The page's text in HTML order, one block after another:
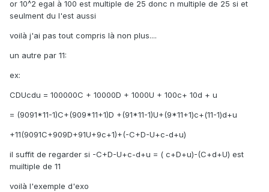
or 10^2 egal à 100 est multiple de 25 donc n multiple de 25 si et
seulment du l'est aussi
voilà j'ai pas tout compris là non plus....
un autre par 11:
ex:
CDUcdu = 100000C + 10000D + 1000U + 100c+ 10d + u
= (9091*11-1)C+(909*11+1)D +(91*11-1)U+(9*11+1)c+(11-1)d+u
+11(9091C+909D+91U+9c+1)+(-C+D-U+c-d+u)
il suffit de regarder si -C+D-U+c-d+u = ( c+D+u)-(C+d+U) est
muiltiple de 11
voilà l'exemple d'exo